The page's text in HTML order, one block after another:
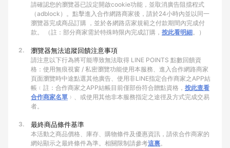
請確認您的瀏覽器已設定開啟cookie功能，並取消廣告阻擋程式
（adblock）。點擊進入合作網路商家後，請於24小時內並以同一
瀏覽器完成商品訂購 ，並於各網路店家規範之付款期間內完成付
款。 （註：部分商家需於特殊時限內完成訂購， 按此看明細。）
2. 瀏覽器無法追蹤回饋注意事項
請注意以下行為將可能導致無法取得 LINE POINTS 點數回饋資
格：使用無痕視窗 / 私密瀏覽功能使用本服務、進入合作網路商家
頁面瀏覽時中途點選其他廣告、使用非LINE指定合作商家之APP結
帳﹙註：合作商家之APP結帳目前僅部份符合贈點資格， 按此查看
合作商家名單 ﹚、或使用其他非本服務指定之途徑及方式完成交易
者。
3. 最終商品條件基準
本活動之商品價格、庫存、購物條件及優惠資訊，請依合作商家的
網站顯示之最終條件為準。相關限制請參考這裏。